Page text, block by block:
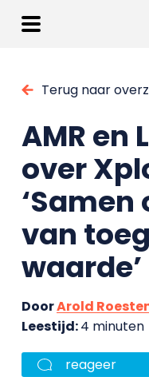
Terug naar
AMR en
over
van
waarde’
DoorArold
Leestijd:4 minuten
reageer